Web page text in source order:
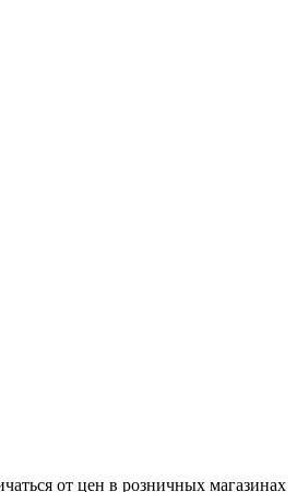
от цен в розничных магазинах